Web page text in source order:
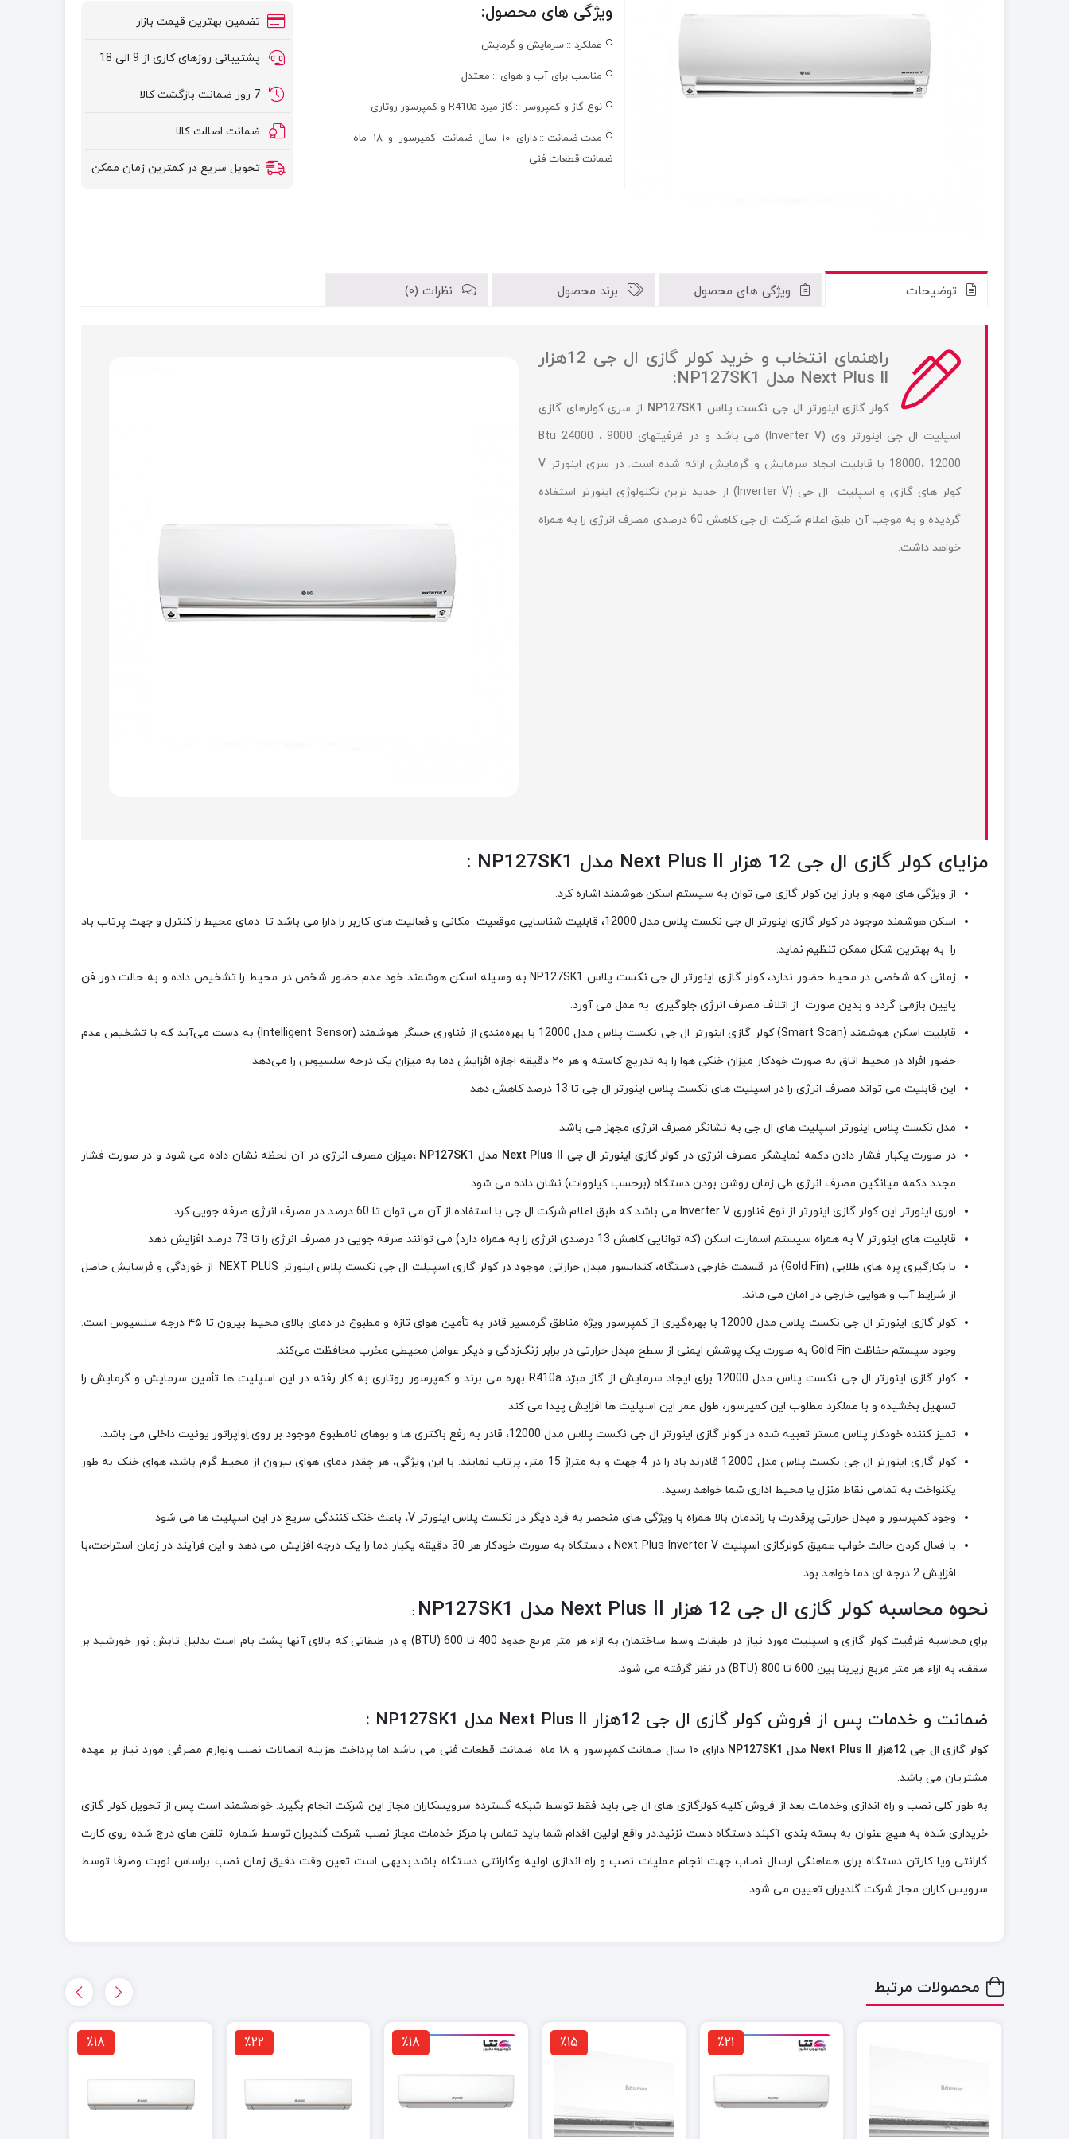
ویژگی های محصول:
عملکرد :: سرمايش و گرمایش
مناسب برای آب و هوای :: معتدل
نوع گاز و کمپروسر :: گاز مبرد R410a و کمپرسور روتاری
مدت ضمانت ::
دارای ۱۰ سال ضمانت کمپرسور و ۱۸ ماه
ضمانت قطعات فنی
تضمین بهترین قیمت بازار
پشتیبانی روزهای کاری از 9 الی 18
7 روز ضمانت بازگشت کالا
ضمانت اصالت کالا
تحویل سریع در کمترین زمان ممکن
توضیحات ویژگی های محصول برند محصول نظرات (0)
راهنمای انتخاب و خرید کولر گازی ال جی 12هزار
Next Plus ll مدل NP127SK1:
کولر گازی اینورتر ال جی نکست پلاس NP127SK1
از سری کولرهای گازی
اسپلیت ال جی اینورتر وی (Inverter V) می باشد و در ظرفیتهای 9000 ، Btu 24000
18000، 12000 با قابلیت ایجاد سرمایش و گرمایش ارائه شده است. در سری اینورتر V
کولر های گازی و اسپلیت ال جی (Inverter V) از جدید ترین تکنولوژی
اینورتر استفاده
گردیده و به موجب آن طبق اعلام شرکت ال جی کاهش 60 درصدی مصرف انرژی را به همراه
خواهد داشت.
مزایای کولر گازی ال جی 12 هزار Next Plus ll مدل NP127SK1 :
از ویژگی های مهم و بارز این کولر گازی می توان به سیستم اسکن هوشمند اشاره کرد.
اسکن هوشمند موجود در کولر گازی اینورتر ال جی نکست پلاس مدل 12000، قابلیت شناسایی موقعیت مکانی و فعالیت های کاربر را دارا می باشد تا دمای محیط را کنترل و جهت پرتاب باد
را به بهترین شکل ممکن تنظیم نماید.
زمانی که شخصی در محیط حضور ندارد، کولر گازی اینورتر ال جی نکست پلاس NP127SK1 به وسیله اسکن هوشمند خود عدم حضور شخص در محیط را تشخیص داده و به حالت دور فن
پایین بازمی گردد و بدین صورت از اتلاف مصرف انرژی جلوگیری به عمل می آورد.
قابلیت اسکن هوشمند (Smart Scan) کولر گازی اینورتر ال جی نکست پلاس مدل 12000 با بهره‌مندی از فناوری حسگر هوشمند (Intelligent Sensor) به دست می‌آید که با تشخیص عدم
حضور افراد در محیط اتاق به صورت خودکار میزان خنکی هوا را به تدریج کاسته و هر ۲۰ دقیقه اجازه افزایش دما به میزان یک درجه سلسیوس را می‌دهد.
این قابلیت می تواند مصرف انرژی را در اسپلیت های نکست پلاس اینورتر ال جی تا 13 درصد کاهش دهد
مدل نکست پلاس اینورتر اسپلیت های ال جی به نشانگر مصرف انرژی مجهز می باشد.
در صورت یکبار فشار دادن دکمه نمایشگر مصرف انرژی درکولر گازی اینورتر ال جی Next Plus ll مدل NP127SK1
،میزان مصرف انرژی در آن لحظه نشان داده می شود و در صورت فشار
مجدد دکمه میانگین مصرف انرژی طی زمان روشن بودن دستگاه (برحسب کیلووات) نشان داده می شود.
اوری اینورتر این کولر گازی اینورتر از نوع فناوری Inverter V می باشد که طبق اعلام شرکت ال جی با استفاده از آن می توان تا 60 درصد در مصرف انرژی صرفه جویی کرد.
قابلیت های اینورتر V به همراه سیستم اسمارت اسکن (که توانایی کاهش 13 درصدی انرژی را به همراه دارد) می توانند صرفه جویی در مصرف انرژی را تا 73 درصد افزایش دهد
با بکارگیری پره های طلایی (Gold Fin) در قسمت خارجی دستگاه، کندانسور مبدل حرارتی موجود در کولر گازی اسپیلت ال جی نکست پلاس اینورتر NEXT PLUS از خوردگی و فرسایش حاصل
از شرایط آب و هوایی خارجی در امان می ماند.
کولر گازی اینورتر ال جی نکست پلاس مدل 12000 با بهره‌گیری از کمپرسور ویژه مناطق گرمسیر قادر به تأمین هوای تازه و مطبوع در دمای بالای محیط بیرون تا ۴۵ درجه سلسیوس است.
وجود سیستم حفاظت Gold Fin به صورت یک پوشش ایمنی از سطح مبدل حرارتی در برابر زنگ‌زدگی و دیگر عوامل محیطی مخرب محافظت می‌کند.
کولر گازی اینورتر ال جی نکست پلاس مدل 12000 برای ایجاد سرمایش از گاز مبرّد R410a بهره می برند و کمپرسور روتاری به کار رفته در این اسپلیت ها تأمین سرمایش و گرمایش را
تسهیل بخشیده و با عملکرد مطلوب این کمپرسور، طول عمر این اسپلیت ها افزایش پیدا می کند.
تمیز کننده خودکار پلاس مستر تعبیه شده در کولر گازی اینورتر ال جی نکست پلاس مدل 12000، قادر به رفع باکتری ها و بوهای نامطبوع موجود بر روی اِواپراتور یونیت داخلی می باشد.
کولر گازی اینورتر ال جی نکست پلاس مدل 12000 قادرند باد را در 4 جهت و به متراژ 15 متر، پرتاب نمایند. با این ویژگی، هر چقدر دمای هوای بیرون از محیط گرم باشد، هوای خنک به طور
یکنواخت به تمامی نقاط منزل یا محیط اداری شما خواهد رسید.
وجود کمپرسور و مبدل حرارتی پرقدرت با راندمان بالا همراه با ویژگی های منحصر به فرد دیگر در نکست پلاس اینورتر V، باعث خنک کنندگی سریع در این اسپلیت ها می شود.
با فعال کردن حالت خواب عمیق کولرگازی اسپلیت Next Plus Inverter V ، دستگاه به صورت خودکار هر 30 دقیقه یکبار دما را یک درجه افزایش می دهد و این فرآیند در زمان استراحت،با
افزایش 2 درجه ای دما خواهد بود.
نحوه محاسبه کولر گازی ال جی 12 هزار Next Plus ll مدل NP127SK1 :
برای محاسبه ظرفیت کولر گازی و اسپلیت مورد نیاز در طبقات وسط ساختمان به ازاء هر متر مربع حدود 400 تا 600 (BTU) و در طبقاتی که بالای آنها پشت بام است بدلیل تابش نور خورشید بر
سقف، به ازاء هر متر مربع زیربنا بین 600 تا 800 (BTU) در نظر گرفته می شود.
ضمانت و خدمات پس از فروش کولر گازی ال جی 12هزار Next Plus ll مدل NP127SK1 :
کولر گازی ال جی 12هزار Next Plus ll مدل NP127SK1
دارای ۱۰ سال ضمانت کمپرسور و ۱۸ ماه ضمانت قطعات فنی می باشد اما پرداخت هزینه اتصالات نصب ولوازم مصرفی مورد نیاز بر عهده
مشتریان می باشد.
به طور کلی نصب و راه اندازی وخدمات بعد از فروش کلیه کولرگازی های ال جی باید فقط توسط شبکه گسترده سرویسکاران مجاز این شرکت انجام بگیرد. خواهشمند است پس از تحویل کولر گازی
خریداری شده به هیج عنوان به بسته بندی آکبند دستگاه دست نزنید.در واقع اولین اقدام شما باید تماس با مرکز خدمات مجاز نصب شرکت گلدیران توسط شماره تلفن های درج شده روی کارت
گارانتی ویا کارتن دستگاه برای هماهنگی ارسال نصاب جهت انجام عملیات نصب و راه اندازی اولیه وگارانتی دستگاه باشد.بدیهی است تعین وقت دقیق زمان نصب براساس نوبت وصرفا توسط
سرویس کاران مجاز شرکت گلدیران تعیین می شود.
محصولات مرتبط
٪21 ٪15 ٪18 ٪22 ٪18